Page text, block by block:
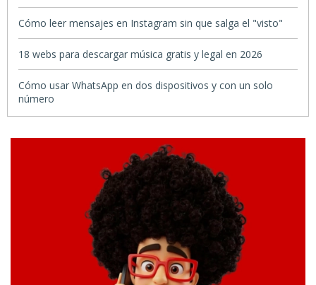
Cómo leer mensajes en Instagram sin que salga el "visto"
18 webs para descargar música gratis y legal en 2026
Cómo usar WhatsApp en dos dispositivos y con un solo
número